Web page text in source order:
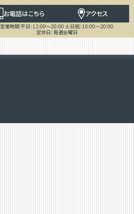
お電話はこちら アクセス
営業時間 平日：12:00～20:00 土日祝：10:00～20:00
定休日：毎週金曜日